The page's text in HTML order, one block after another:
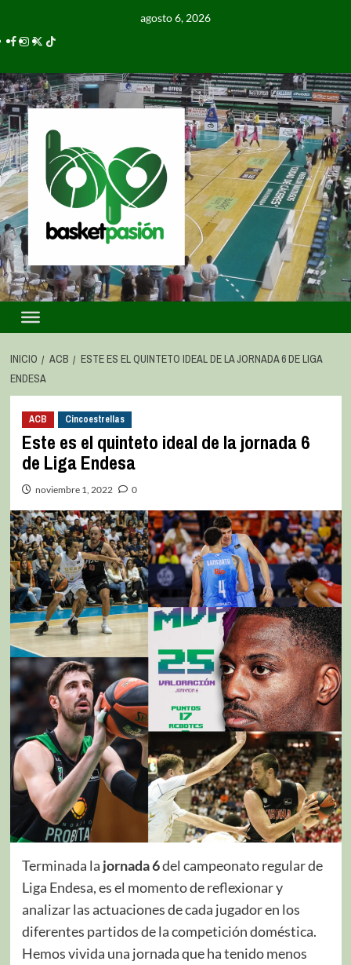
agosto 6, 2026
INICIO ACB
ESTE ES EL QUINTETO IDEAL DE LA JORNADA 6 DE LIGA
ENDESA
ACB Cincoestrellas
Este es el quinteto ideal de la jornada 6
de Liga Endesa
noviembre 1, 2022 0
Terminada la jornada 6del campeonato regular de
Liga Endesa, es el momento de reflexionar y
analizar las actuaciones de cada jugador en los
diferentes partidos de la competición doméstica.
Hemos vivida una jornada que ha tenido menos